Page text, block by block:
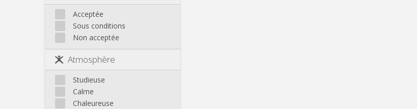
L'Hocaille
La Baraque
Lauzelle
Les Bruyères
Genappe
Mont-Saint-Guibert
Nivelles
Ottignies
Rixensart
Walhain
Wavre
Autre
Acceptée
Sous conditions
Non acceptée
Atmosphère
Studieuse
Calme
Chaleureuse